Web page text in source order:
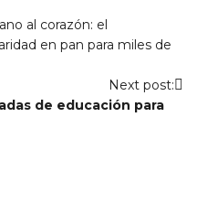
al corazón: el
en pan para miles de
Next post:
de educación para